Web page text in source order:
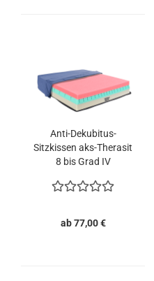
Anti-Dekubitus-
Sitzkissen aks-Therasit
8 bis Grad IV
ab 77,00 €